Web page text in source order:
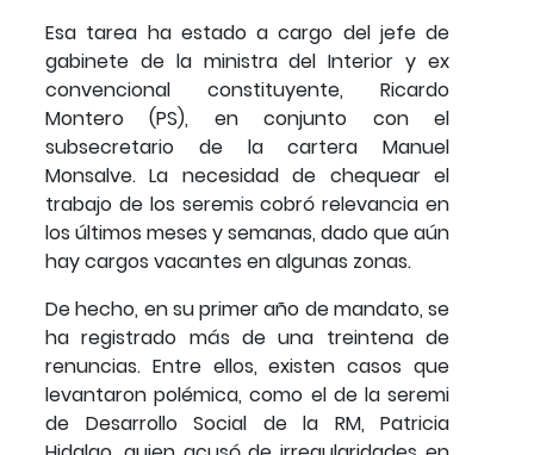
Esa tarea ha estado a cargo del jefe de
gabinete de la ministra del Interior y ex
convencional constituyente, Ricardo
Montero (PS), en conjunto con el
subsecretario de la cartera Manuel
Monsalve. La necesidad de chequear el
trabajo de los seremis cobró relevancia en
los últimos meses y semanas, dado que aún
hay cargos vacantes en algunas zonas.
De hecho, en su primer año de mandato, se
ha registrado más de una treintena de
renuncias. Entre ellos, existen casos que
levantaron polémica, como el de la seremi
de Desarrollo Social de la RM, Patricia